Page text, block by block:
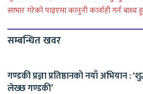
साभार गरेको पाइएमा कानुनी कार्वाही गर्न बाध्य
सम्बन्धित खवर
गण्डकी प्रज्ञा प्रतिष्ठानको नयाँ अभियान :
लेख्छ गण्डकी’